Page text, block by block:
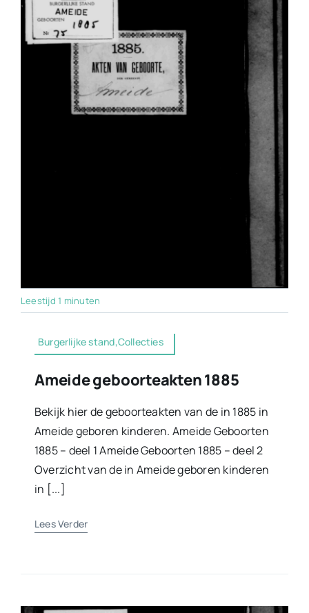
Leestijd 1 minuten
Burgerlijke stand,Collecties
Ameide geboorteakten 1885
Bekijk hier de geboorteakten van de in 1885 in
Ameide geboren kinderen. Ameide Geboorten
1885 – deel 1 Ameide Geboorten 1885 – deel 2
Overzicht van de in Ameide geboren kinderen
in [...]
Lees Verder